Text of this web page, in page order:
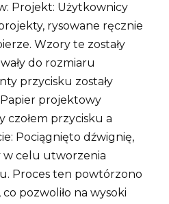
Projekt: Użytkownicy
rysowane ręcznie
Wzory te zostały
do ​​rozmiaru
przycisku zostały
projektowy
czołem przycisku a
Pociągnięto dźwignię,
w celu utworzenia
Proces ten powtórzono
pozwoliło na wysoki